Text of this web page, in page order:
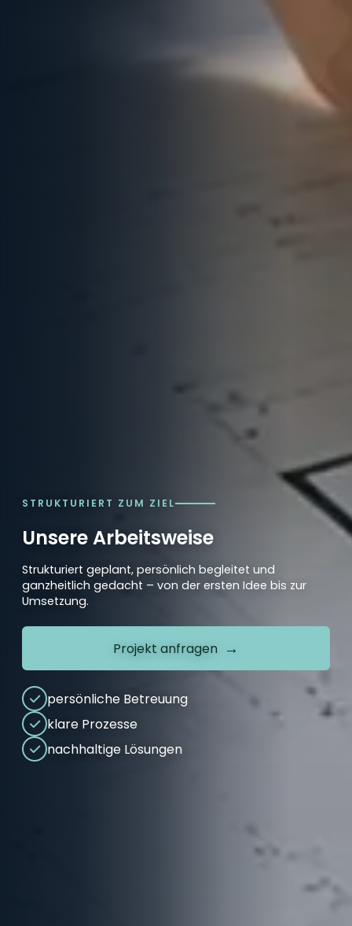
STRUKTURIERT ZUM ZIEL
Unsere Arbeitsweise
Strukturiert geplant, persönlich begleitet und
ganzheitlich gedacht – von der ersten Idee bis zur
Umsetzung.
Projekt anfragen
persönliche Betreuung
klare Prozesse
nachhaltige Lösungen